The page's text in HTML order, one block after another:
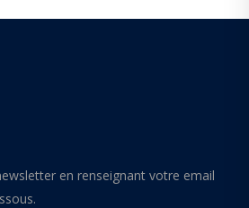
en renseignant votre email